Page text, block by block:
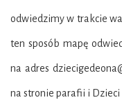
odwiedzimy w trakcie
ten sposób mapę
na adres
na stronie parafii i Dzieci